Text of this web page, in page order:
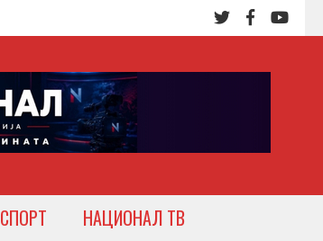
СПОРТ
НАЦИОНАЛ ТВ